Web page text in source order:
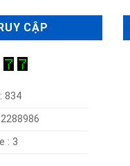
CẬP
834
: 3